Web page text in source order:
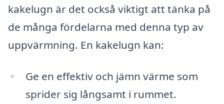
kakelugn är det också viktigt att tänka på
de många fördelarna med denna typ av
uppvärmning. En kakelugn kan:
Ge en effektiv och jämn värme som
sprider sig långsamt i rummet.